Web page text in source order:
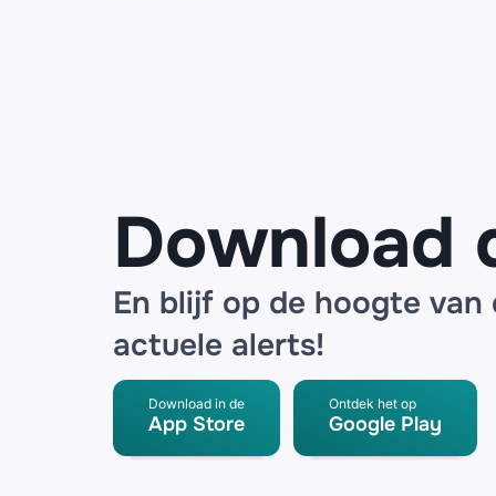
Download
En blijf op de hoogte van
actuele alerts!
Download in de
App Store
Ontdek het op
Google Play